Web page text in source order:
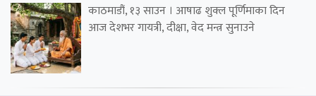
काठमाडौं, १३ साउन । आषाढ शुक्ल पूर्णिमाका दिन
आज देशभर गायत्री, दीक्षा, वेद मन्त्र सुनाउने